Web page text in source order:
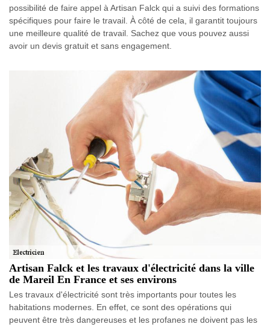
possibilité de faire appel à Artisan Falck qui a suivi des formations
spécifiques pour faire le travail. À côté de cela, il garantit toujours
une meilleure qualité de travail. Sachez que vous pouvez aussi
avoir un devis gratuit et sans engagement.
Artisan Falck et les travaux d'électricité dans la ville
de Mareil En France et ses environs
Les travaux d'électricité sont très importants pour toutes les
habitations modernes. En effet, ce sont des opérations qui
peuvent être très dangereuses et les profanes ne doivent pas les